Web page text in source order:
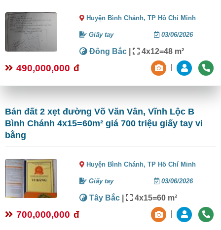
Huyện Bình Chánh,TP Hồ Chí Minh
Giấy tay 03/06/2026
Đông Bắc | 4x12=48 m²
490,000,000 đ
Bán đất 2 xẹt đường Võ Văn Vân, Vĩnh Lộc B
Bình Chánh 4x15=60m² giá 700 triệu giấy tay vi
bằng
Huyện Bình Chánh,TP Hồ Chí Minh
Giấy tay 03/06/2026
Tây Bắc | 4x15=60 m²
700,000,000 đ